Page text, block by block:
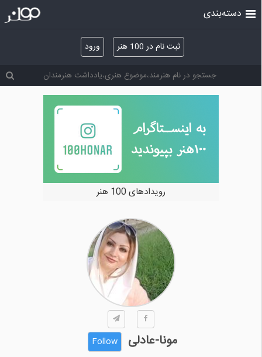
ثبت نام در 100 هنر ورود
دسته‌بندی
خرید و فروش آثار هنری
مونا-عادلی
Follow